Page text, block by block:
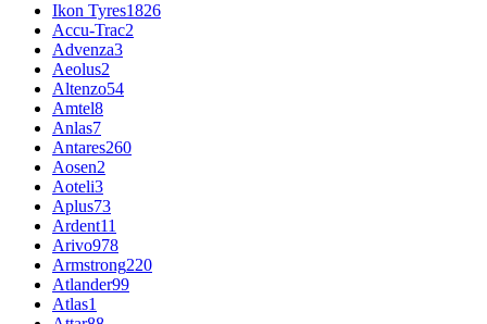
Ikon Tyres1826
Accu-Trac2
Advenza3
Aeolus2
Altenzo54
Amtel8
Anlas7
Antares260
Aosen2
Aoteli3
Aplus73
Ardent11
Arivo978
Armstrong220
Atlander99
Atlas1